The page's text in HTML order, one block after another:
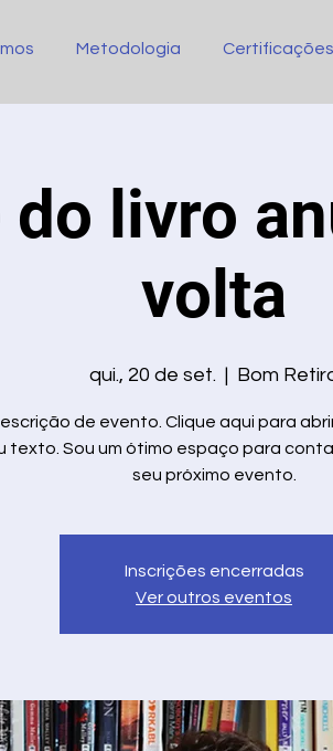
Metodologia Certificações
do livro
volta
qui., 20 de set.
  |
Bom
de evento. Clique aqui para
texto. Sou um ótimo espaço para
seu próximo evento.
Inscrições encerradas
Ver outros eventos